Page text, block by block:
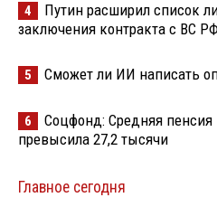
4
Путин расширил список
заключения контракта с ВС
5 Сможет ли ИИ написать
6
Соцфонд: Средняя пенсия
превысила 27,2 тысячи
Главное сегодня